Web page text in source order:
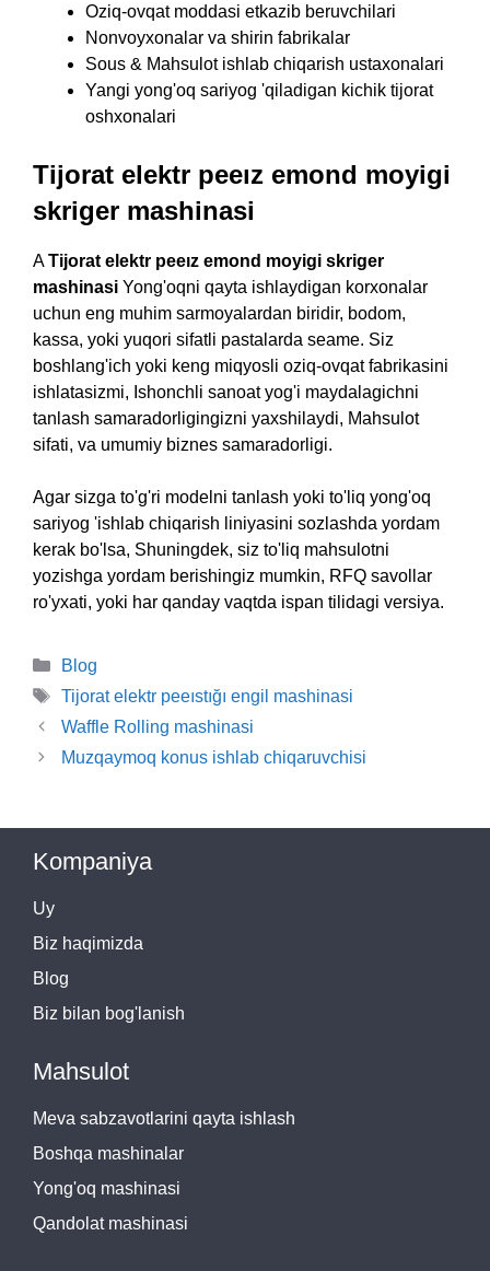
Oziq-ovqat moddasi etkazib beruvchilari
Nonvoyxonalar va shirin fabrikalar
Sous & Mahsulot ishlab chiqarish ustaxonalari
Yangi yong'oq sariyog 'qiladigan kichik tijorat
oshxonalari
Tijorat elektr peeız emond moyigi
skriger mashinasi
ATijorat elektr peeız emond moyigi skriger
mashinasi Yong'oqni qayta ishlaydigan korxonalar
uchun eng muhim sarmoyalardan biridir, bodom,
kassa, yoki yuqori sifatli pastalarda seame. Siz
boshlang'ich yoki keng miqyosli oziq-ovqat fabrikasini
ishlatasizmi, Ishonchli sanoat yog'i maydalagichni
tanlash samaradorligingizni yaxshilaydi, Mahsulot
sifati, va umumiy biznes samaradorligi.
Agar sizga to'g'ri modelni tanlash yoki to'liq yong'oq
sariyog 'ishlab chiqarish liniyasini sozlashda yordam
kerak bo'lsa, Shuningdek, siz to'liq mahsulotni
yozishga yordam berishingiz mumkin, RFQ savollar
ro'yxati, yoki har qanday vaqtda ispan tilidagi versiya.
Kategoriyalar
Blog
Teglar
Tijorat elektr peeıstığı engil mashinasi
Waffle Rolling mashinasi
Muzqaymoq konus ishlab chiqaruvchisi
Kompaniya
Uy
Biz haqimizda
Blog
Biz bilan bog'lanish
Mahsulot
Meva sabzavotlarini qayta ishlash
Boshqa mashinalar
Yong'oq mashinasi
Qandolat mashinasi